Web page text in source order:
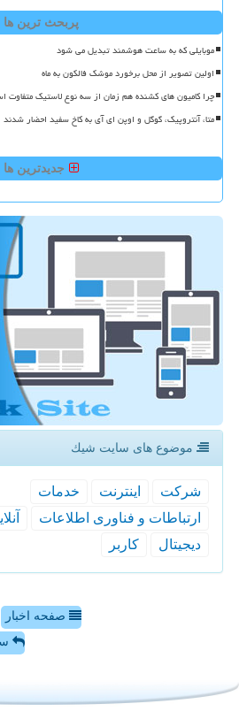
پربحث ترین ها
موبایلی که به ساعت هوشمند تبدیل می شود
اولین تصویر از محل برخورد موشک فالکون به ماه
چرا کامیون های کشنده هم زمان از سه نوع لاستیک متفاوت
متا، آنتروپیک، گوگل و اوپن ای آی به کاخ سفید احضار شدند
جدیدترین ها
موضوع های سایت شیك
شركت اینترنت
خدمات
ارتباطات و فناوری اطلاعات
دیجیتال
كاربر
صفحه اخبار